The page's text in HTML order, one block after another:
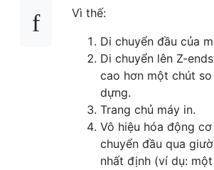
Vì thế:
Di chuyển đầu của
Di chuyển lên Z-
cao hơn một chút
dựng.
Trang chủ máy in.
Vô hiệu hóa động
chuyển đầu qua
nhất định (ví dụ: